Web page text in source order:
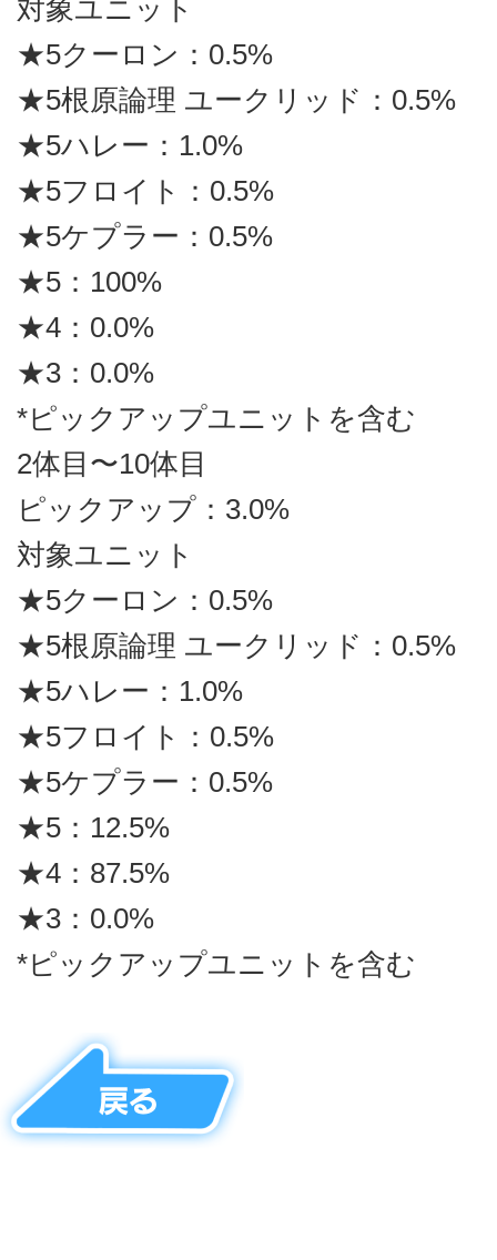
対象ユニット
★5クーロン：0.5%
★5根原論理 ユークリッド：0.5%
★5ハレー：1.0%
★5フロイト：0.5%
★5ケプラー：0.5%
★5：100%
★4：0.0%
★3：0.0%
*ピックアップユニットを含む
2体目〜10体目
ピックアップ：3.0%
対象ユニット
★5クーロン：0.5%
★5根原論理 ユークリッド：0.5%
★5ハレー：1.0%
★5フロイト：0.5%
★5ケプラー：0.5%
★5：12.5%
★4：87.5%
★3：0.0%
*ピックアップユニットを含む